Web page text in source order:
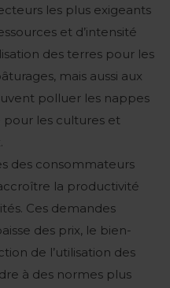
les plus exigeants
et d’intensité
des terres pour les
mais aussi aux
polluer les nappes
pour les cultures et
des consommateurs
la productivité
Ces demandes
des prix, le bien-
de l’utilisation des
à des normes plus